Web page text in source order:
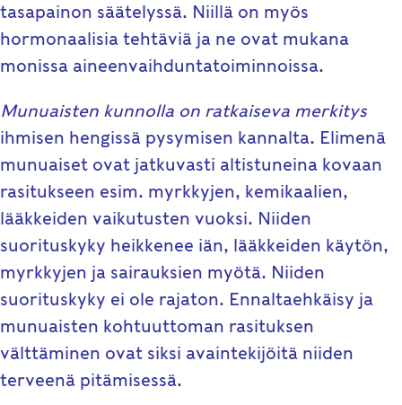
tasapainon säätelyssä. Niillä on myös
hormonaalisia tehtäviä ja ne ovat mukana
monissa aineenvaihduntatoiminnoissa.
Munuaisten kunnolla on ratkaiseva merkitys
ihmisen hengissä pysymisen kannalta. Elimenä
munuaiset ovat jatkuvasti altistuneina kovaan
rasitukseen esim. myrkkyjen, kemikaalien,
lääkkeiden vaikutusten vuoksi. Niiden
suorituskyky heikkenee iän, lääkkeiden käytön,
myrkkyjen ja sairauksien myötä. Niiden
suorituskyky ei ole rajaton. Ennaltaehkäisy ja
munuaisten kohtuuttoman rasituksen
välttäminen ovat siksi avaintekijöitä niiden
terveenä pitämisessä.